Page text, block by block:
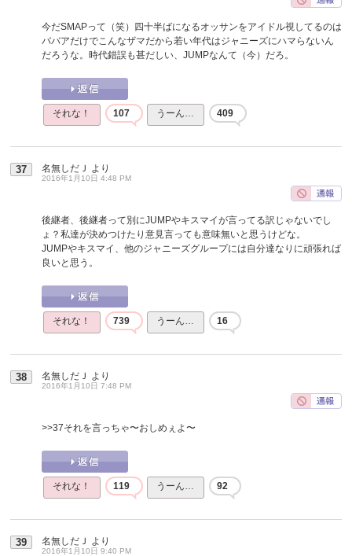
今だSMAPって（笑）四十半ばになるオッサンをアイドル視してるのは
ババアだけでこんなザマだから若い年代はジャニーズにハマらないん
だろうな。時代錯誤も甚だしい、JUMPなんて（今）だろ。
それな！ 107 うーん… 409
37 名無しだＪ より
2016年1月10日 4:48 PM
後継者、後継者って別にJUMPやキスマイが言ってる訳じゃないでし
ょ？私達が決めつけたり意見言っても意味無いと思うけどな。
JUMPやキスマイ、他のジャニーズグループには自分達なりに頑張れば
良いと思う。
それな！ 739 うーん… 16
38 名無しだＪ より
2016年1月10日 7:48 PM
>>37それを言っちゃ〜おしめぇよ〜
それな！ 119 うーん… 92
39 名無しだＪ より
2016年1月10日 9:40 PM